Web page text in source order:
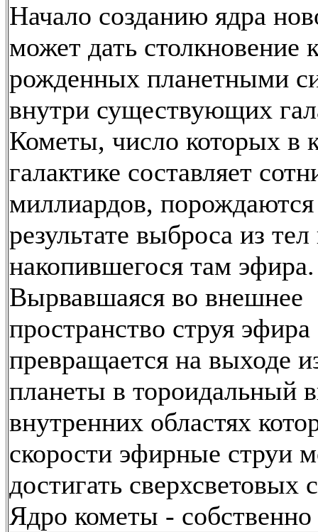
Начало созданию ядра
может дать столкновение
рожденных планетными
внутри существующих
Кометы, число которых в
галактике составляет
миллиардов,
результате выброса из
накопившегося там эфира.
Вырвавшаяся во внешнее
пространство струя эфира
превращается на выходе
планеты в тороидальный
внутренних областях
скорости эфирные струи
достигать сверхсветовых
Ядро кометы -